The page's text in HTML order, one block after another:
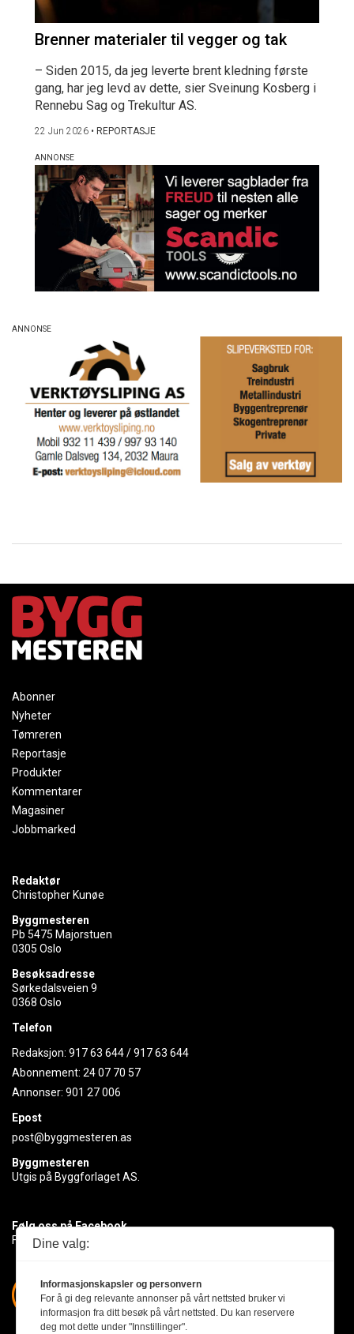
Brenner materialer til vegger og tak
– Siden 2015, da jeg leverte brent kledning første
gang, har jeg levd av dette, sier Sveinung Kosberg i
Rennebu Sag og Trekultur AS.
22 Jun 2026 • REPORTASJE
Abonner
Nyheter
Tømreren
Reportasje
Produkter
Kommentarer
Magasiner
Jobbmarked
Redaktør
Christopher Kunøe
Byggmesteren
Pb 5475 Majorstuen
0305 Oslo
Besøksadresse
Sørkedalsveien 9
0368 Oslo
Telefon
Redaksjon: 917 63 644/917 63 644
Abonnement: 24 07 70 57
Annonser: 901 27 006
Epost
post@byggmesteren.as
Byggmesteren
Utgis på Byggforlaget AS.
Følg oss på Facebook
Få med deg det siste innen byggebransjen
Dine valg:
Informasjonskapsler og personvern
For å gi deg relevante annonser på vårt nettsted bruker vi
informasjon fra ditt besøk på vårt nettsted. Du kan reservere
deg mot dette under "Innstillinger".